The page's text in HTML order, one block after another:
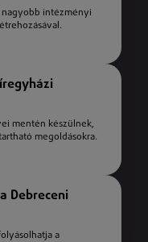
nagyobb intézményi
mentén készülnek,
megoldásokra.
Debreceni
a